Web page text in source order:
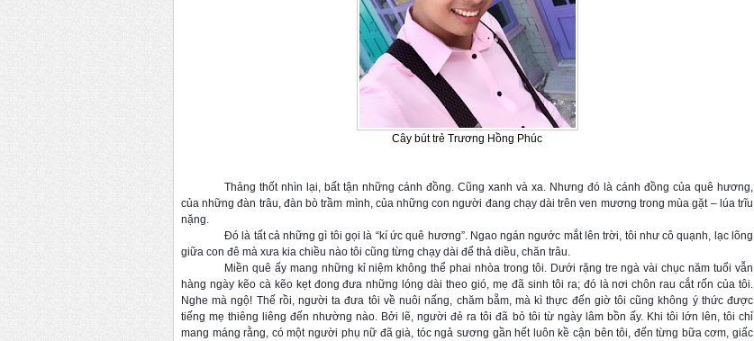
Cây bút trẻ Trương Hồng Phúc
Thảng thốt nhìn lại, bất tận những cánh đồng. Cũng xanh và xa. Nhưng đó là cánh đồng của quê hương,
của những đàn trâu, đàn bò trầm mình, của những con người đang chạy dài trên ven mương trong mùa gặt – lúa trĩu
nặng.
Đó là tất cả những gì tôi gọi là “kí ức quê hương”. Ngao ngán ngước mắt lên trời, tôi như cô quạnh, lạc lõng
giữa con đê mà xưa kia chiều nào tôi cũng từng chạy dài để thả diều, chăn trâu.
Miền quê ấy mang những kỉ niệm không thể phai nhòa trong tôi. Dưới rặng tre ngà vài chục năm tuổi vẫn
hàng ngày kẽo cà kẽo kẹt đong đưa những lóng dài theo gió, mẹ đã sinh tôi ra; đó là nơi chôn rau cắt rốn của tôi.
Nghe mà ngộ! Thế rồi, người ta đưa tôi về nuôi nấng, chăm bẵm, mà kì thực đến giờ tôi cũng không ý thức được
tiếng mẹ thiêng liêng đến nhường nào. Bởi lẽ, người đẻ ra tôi đã bỏ tôi từ ngày lâm bồn ấy. Khi tôi lớn lên, tôi chỉ
mang máng rằng, có một người phụ nữ đã già, tóc ngả sương gần hết luôn kề cận bên tôi, đến từng bữa cơm, giấc